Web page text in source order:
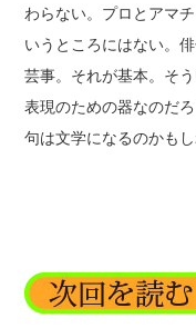
わらない。プロとアマ
いうところにはない。
芸事。それが基本。そ
表現のための器なのだ
句は文学になるのかもし